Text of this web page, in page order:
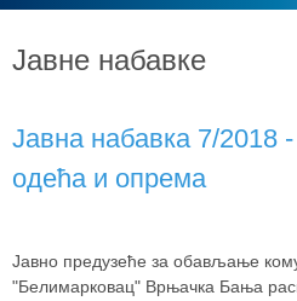
Јавне набавке
Јавна набавка 7/2018
одећа и опрема
Јавно предузеће за обављање
"Белимарковац" Врњачка Бања